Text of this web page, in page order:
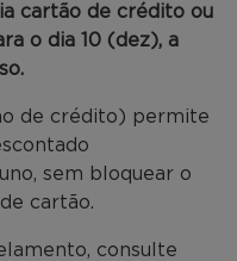
cartão de crédito ou
o dia 10 (dez), a
de crédito) permite
sem bloquear o
cartão.
consulte